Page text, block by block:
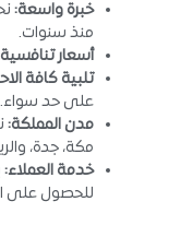
خبرة واسعة:
منذ سنوات.
أسعار تنافسية
تلبية كافة
على حد سواء.
مدن المملكة:
مكة، جدة،
خدمة العملاء:
للحصول على